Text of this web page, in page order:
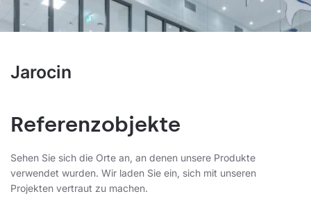
Jarocin
Referenzobjekte
Sehen Sie sich die Orte an, an denen unsere Produkte
verwendet wurden. Wir laden Sie ein, sich mit unseren
Projekten vertraut zu machen.